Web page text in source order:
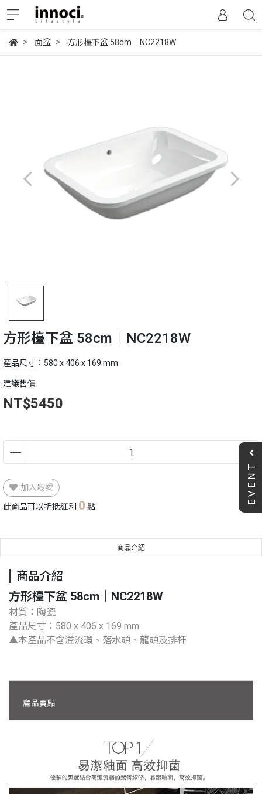
面盆 方形檯下盆 58cm｜NC2218W
方形檯下盆 58cm｜NC2218W
產品尺寸：580 x 406 x 169 mm
建議售價
NT$5450
加入最愛
此商品可以折抵紅利 0 點
商品介紹
商品介紹
方形檯下盆 58cm｜NC2218W
材質：陶瓷
產品尺寸：580 x 406 x 169 mm
▲本產品不含溢流環、落水頭、龍頭及排杆
EVENT